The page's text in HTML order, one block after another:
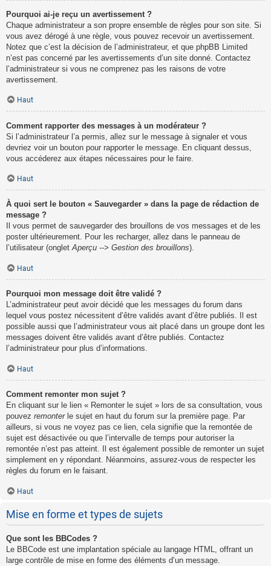
Pourquoi ai-je reçu un avertissement ?
Chaque administrateur a son propre ensemble de règles pour son site. Si
vous avez dérogé à une règle, vous pouvez recevoir un avertissement.
Notez que c’est la décision de l’administrateur, et que phpBB Limited
n’est pas concerné par les avertissements d’un site donné. Contactez
l’administrateur si vous ne comprenez pas les raisons de votre
avertissement.
Haut
Comment rapporter des messages à un modérateur ?
Si l’administrateur l’a permis, allez sur le message à signaler et vous
devriez voir un bouton pour rapporter le message. En cliquant dessus,
vous accéderez aux étapes nécessaires pour le faire.
Haut
À quoi sert le bouton « Sauvegarder » dans la page de rédaction de
message ?
Il vous permet de sauvegarder des brouillons de vos messages et de les
poster ultérieurement. Pour les recharger, allez dans le panneau de
l’utilisateur (ongletAperçu --> Gestion des brouillons).
Haut
Pourquoi mon message doit être validé ?
L’administrateur peut avoir décidé que les messages du forum dans
lequel vous postez nécessitent d’être validés avant d’être publiés. Il est
possible aussi que l’administrateur vous ait placé dans un groupe dont les
messages doivent être validés avant d’être publiés. Contactez
l’administrateur pour plus d’informations.
Haut
Comment remonter mon sujet ?
En cliquant sur le lien « Remonter le sujet » lors de sa consultation, vous
pouvez remonterle sujet en haut du forum sur la première page. Par
ailleurs, si vous ne voyez pas ce lien, cela signifie que la remontée de
sujet est désactivée ou que l’intervalle de temps pour autoriser la
remontée n’est pas atteint. Il est également possible de remonter un sujet
simplement en y répondant. Néanmoins, assurez-vous de respecter les
règles du forum en le faisant.
Haut
Mise en forme et types de sujets
Que sont les BBCodes ?
Le BBCode est une implantation spéciale au langage HTML, offrant un
large contrôle de mise en forme des éléments d’un message.